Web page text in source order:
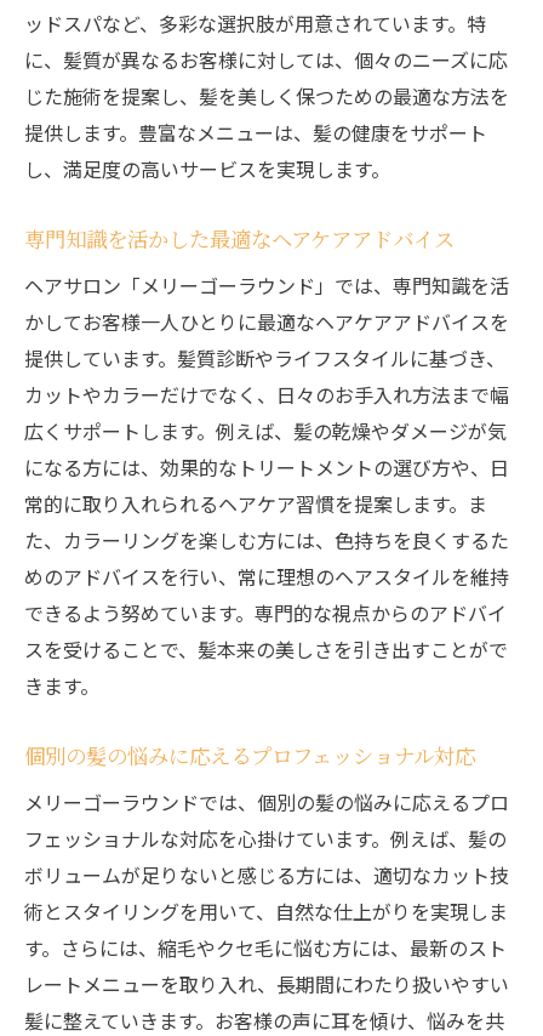
ッドスパなど、多彩な選択肢が用意されています。特
に、髪質が異なるお客様に対しては、個々のニーズに応
じた施術を提案し、髪を美しく保つための最適な方法を
提供します。豊富なメニューは、髪の健康をサポート
し、満足度の高いサービスを実現します。
専門知識を活かした最適なヘアケアアドバイス
ヘアサロン「メリーゴーラウンド」では、専門知識を活
かしてお客様一人ひとりに最適なヘアケアアドバイスを
提供しています。髪質診断やライフスタイルに基づき、
カットやカラーだけでなく、日々のお手入れ方法まで幅
広くサポートします。例えば、髪の乾燥やダメージが気
になる方には、効果的なトリートメントの選び方や、日
常的に取り入れられるヘアケア習慣を提案します。ま
た、カラーリングを楽しむ方には、色持ちを良くするた
めのアドバイスを行い、常に理想のヘアスタイルを維持
できるよう努めています。専門的な視点からのアドバイ
スを受けることで、髪本来の美しさを引き出すことがで
きます。
個別の髪の悩みに応えるプロフェッショナル対応
メリーゴーラウンドでは、個別の髪の悩みに応えるプロ
フェッショナルな対応を心掛けています。例えば、髪の
ボリュームが足りないと感じる方には、適切なカット技
術とスタイリングを用いて、自然な仕上がりを実現しま
す。さらには、縮毛やクセ毛に悩む方には、最新のスト
レートメニューを取り入れ、長期間にわたり扱いやすい
髪に整えていきます。お客様の声に耳を傾け、悩みを共